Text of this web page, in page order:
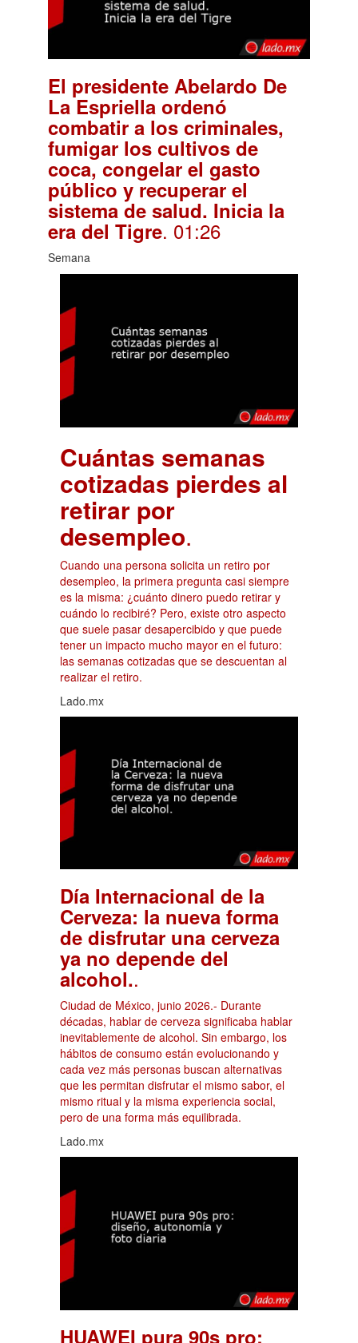
El presidente Abelardo De
La Espriella ordenó
combatir a los criminales,
fumigar los cultivos de
coca, congelar el gasto
público y recuperar el
sistema de salud. Inicia la
era del Tigre. 01:26
Semana
Cuántas semanas
cotizadas pierdes al
retirar por
desempleo.
Cuando una persona solicita un retiro por
desempleo, la primera pregunta casi siempre
es la misma: ¿cuánto dinero puedo retirar y
cuándo lo recibiré? Pero, existe otro aspecto
que suele pasar desapercibido y que puede
tener un impacto mucho mayor en el futuro:
las semanas cotizadas que se descuentan al
realizar el retiro.
Lado.mx
Día Internacional de la
Cerveza: la nueva forma
de disfrutar una cerveza
ya no depende del
alcohol..
Ciudad de México, junio 2026.- Durante
décadas, hablar de cerveza significaba hablar
inevitablemente de alcohol. Sin embargo, los
hábitos de consumo están evolucionando y
cada vez más personas buscan alternativas
que les permitan disfrutar el mismo sabor, el
mismo ritual y la misma experiencia social,
pero de una forma más equilibrada.
Lado.mx
HUAWEI pura 90s pro: